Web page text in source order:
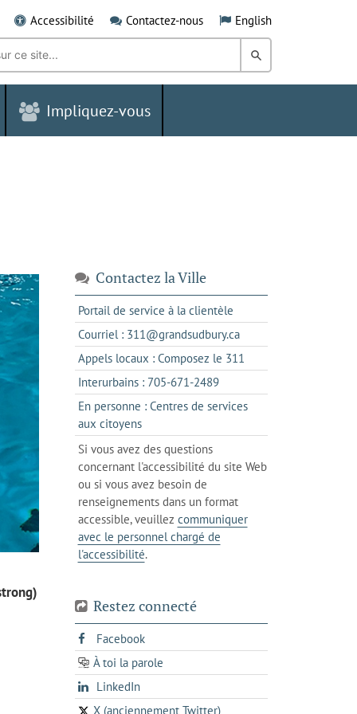
Accessibilité Contactez-nous English
Rechercher
dans
Grand
Impliquez-vous
Contactez la Ville
Portail de service à la clientèles'ouvre
dans
un
nouvel
Courriel : 311@grandsudbury.cas'ouvre
dans
votre
de
Appels locaux : Composez le 311
dans
un
client
téléphone
Interurbains : 705-671-2489s'ouvre
dans
client
votre
En personne : Centres de services
aux citoyenss'ouvre
dans
l'onglet
actuel
Si vous avez des questions
concernant l'accessibilité du site Web
ou si vous avez besoin de
renseignements dans un format
accessible, veuillez communiquer
avec le personnel chargé de
l'accessibilité.
Restez connecté
Facebooks'ouvre
dans
un
onglet
À toi la parole
opens
in
a
LinkedInopens
in
X (anciennement Twitter)